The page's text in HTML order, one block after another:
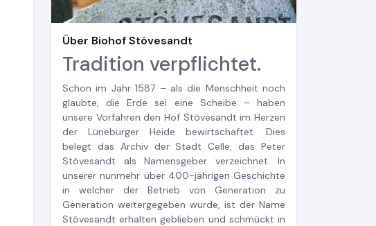
Über Biohof Stövesandt
Tradition verpflichtet.
Schon im Jahr 1587 – als die Menschheit noch
glaubte, die Erde sei eine Scheibe – haben
unsere Vorfahren den Hof Stövesandt im Herzen
der Lüneburger Heide bewirtschaftet. Dies
belegt das Archiv der Stadt Celle, das Peter
Stövesandt als Namensgeber verzeichnet. In
unserer nunmehr über 400-jährigen Geschichte
in welcher der Betrieb von Generation zu
Generation weitergegeben wurde, ist der Name
Stövesandt erhalten geblieben und schmückt in